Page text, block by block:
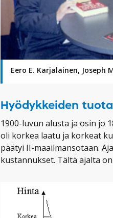
Eero E. Karjalainen, Joseph
Hyödykkeiden
1900-luvun alusta ja osin jo
oli korkea laatu ja korkeat
päätyi II-maailmansotaan.
kustannukset. Tältä ajalta